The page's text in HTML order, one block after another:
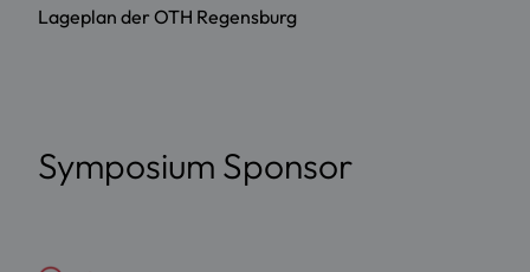
Lageplan der OTH Regensburg
Symposium Sponsor